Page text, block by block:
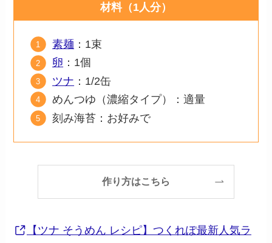
材料（1人分）
素麺 ：1束
卵 ：1個
ツナ ：1/2缶
めんつゆ（濃縮タイプ）：適量
刻み海苔：お好みで
作り方はこちら
【ツナ そうめん レシピ】つくれぽ最新人気ラ